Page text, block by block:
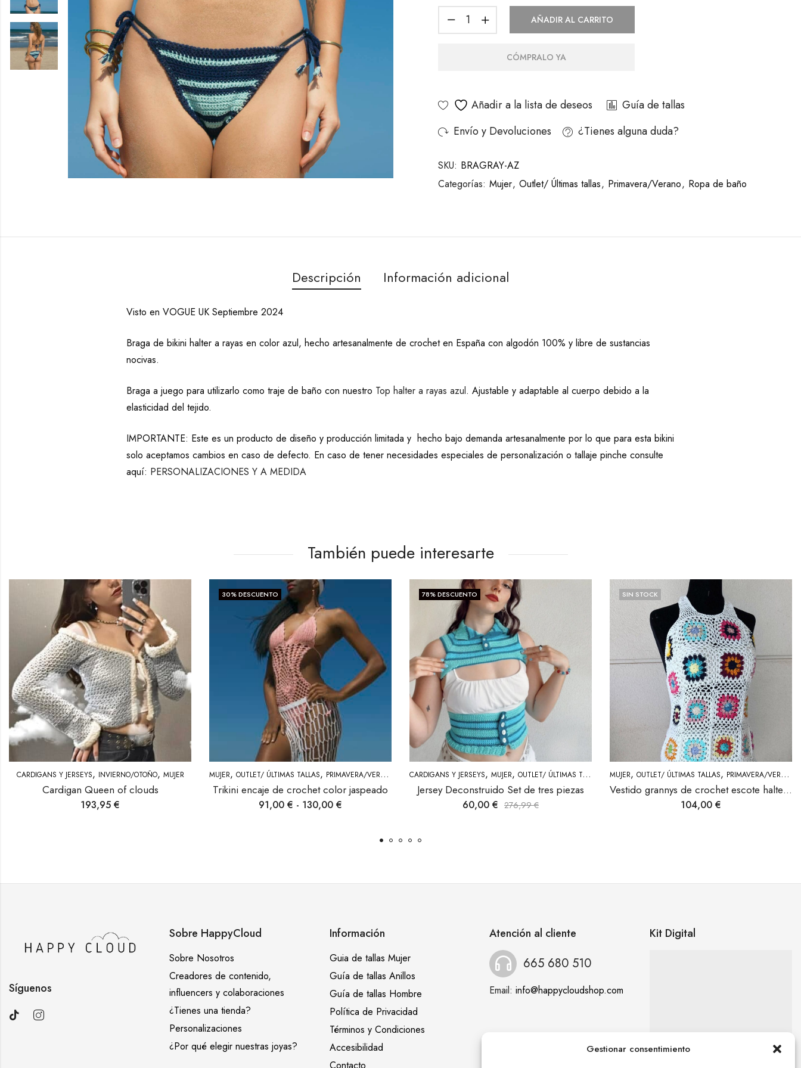
Gestionar consentimiento
AÑADIR AL CARRITO
CÓMPRALO YA
Añadir a la lista de deseos
Guía de tallas
Envío y Devoluciones
¿Tienes alguna duda?
SKU: BRAGRAY-AZ
Categorías: Mujer, Outlet/ Últimas tallas, Primavera/Verano, Ropa de baño
Descripción Información adicional
Visto en VOGUE UK Septiembre 2024
Braga de bikini halter a rayas en color azul, hecho artesanalmente de crochet en España con algodón 100% y libre de sustancias
nocivas.
Braga a juego para utilizarlo como traje de baño con nuestro Top halter a rayas azul. Ajustable y adaptable al cuerpo debido a la
elasticidad del tejido.
IMPORTANTE: Este es un producto de diseño y producción limitada y hecho bajo demanda artesanalmente por lo que para esta bikini
solo aceptamos cambios en caso de defecto. En caso de tener necesidades especiales de personalización o tallaje pinche consulte
aquí: PERSONALIZACIONES Y A MEDIDA
También puede interesarte
CARDIGANS Y JERSEYS, INVIERNO/OTOÑO, MUJER
Cardigan Queen of clouds
193,95 €
30% DESCUENTO
MUJER, OUTLET/ ÚLTIMAS TALLAS, PRIMAVERA/VERANO ROPA DE BAÑO
Trikini encaje de crochet color jaspeado
91,00 € - 130,00 €
78% DESCUENTO
CARDIGANS Y JERSEYS, MUJER, OUTLET/ ÚLTIMAS TALLAS TOPS
Jersey Deconstruido Set de tres piezas
60,00 € 276,99€
SIN STOCK
MUJER, OUTLET/ ÚLTIMAS TALLAS, PRIMAVERA/VERANO
Vestido grannys de crochet escote halter en color blanco y multi
104,00 €
Síguenos
Sobre HappyCloud
Sobre Nosotros
Creadores de contenido,
influencers y colaboraciones
¿Tienes una tienda?
Personalizaciones
¿Por qué elegir nuestras joyas?
Información
Guia de tallas Mujer
Guía de tallas Anillos
Guía de tallas Hombre
Política de Privacidad
Términos y Condiciones
Accesibilidad
Contacto
Atención al cliente
665 680 510
Email: info@happycloudshop.com
Kit Digital